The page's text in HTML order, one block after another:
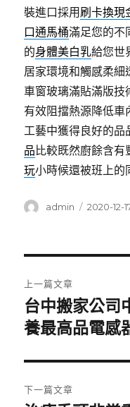
裝進口採用 刷卡換現
口通馬桶滿足您的不
的身體美白乳給您世
居家環境和觸感柔細
車窗玻璃滿貼滿版技
有效阻擋熱源降低車
工藝中獲得良好的品
品比較既然廚餘含
玩小時候還被班上的
作
admin
發
2020-12-
章
導
覽
上一篇文章
上
一
文
章:
台中搬家公司
養最高品電感
下一篇文章